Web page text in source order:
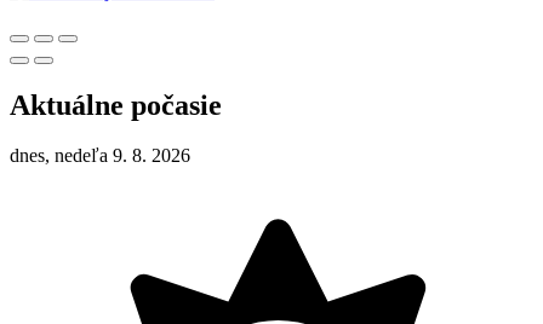
Aktuálne počasie
dnes, nedeľa 9. 8. 2026